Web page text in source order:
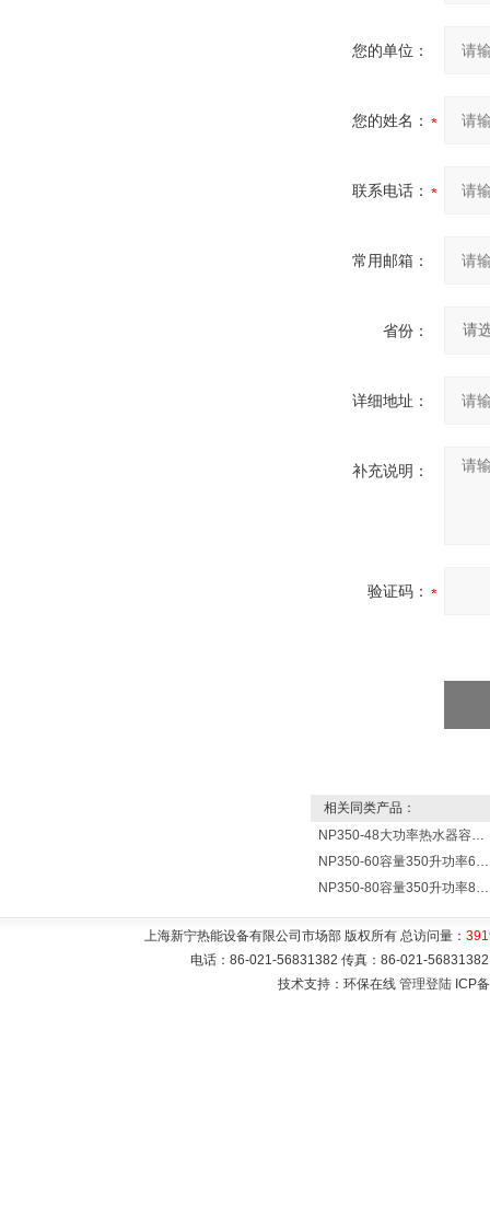
您的单位：
您的姓名：
联系电话：
常用邮箱：
省份：
详细地址：
补充说明：
验证码：
相关同类产品：
NP350-48大功率热水器容量350L功率48000w热水炉 热水锅炉
NP350-60容量350升功率60000瓦大型电热水器 热水锅炉
NP350-80容量350升功率80000瓦电热水器 热水锅炉
上海新宁热能设备有限公司市场部 版权所有 总访问量：
电话：86-021-56831382 传真：86-021-
技术支持：环保在线 管理登陆 ICP